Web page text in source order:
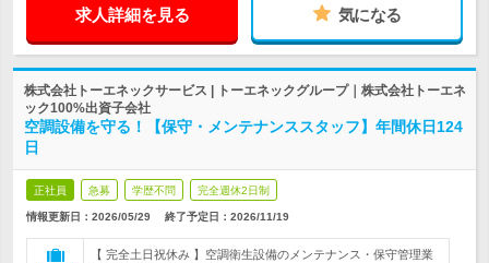
求人詳細を見る 気になる
株式会社トーエネックサービス | トーエネックグループ｜株式会社トーエネ
ック100%出資子会社
空調設備を守る！【保守・メンテナンススタッフ】年間休日124
日
正社員 急募 学歴不問 完全週休2日制
情報更新日：2026/05/29 終了予定日： 2026/11/19
【 完全土日祝休み 】空調衛生設備のメンテナンス・保守管理業